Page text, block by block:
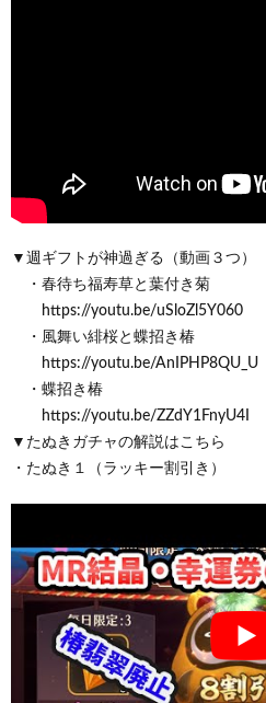
▼週ギフトが神過ぎる（動画３つ）
・春待ち福寿草と葉付き菊
https://youtu.be/uSloZl5Y060
・風舞い緋桜と蝶招き椿
https://youtu.be/AnIPHP8QU_U
・蝶招き椿
https://youtu.be/ZZdY1FnyU4I
▼たぬきガチャの解説はこちら
・たぬき１（ラッキー割引き）